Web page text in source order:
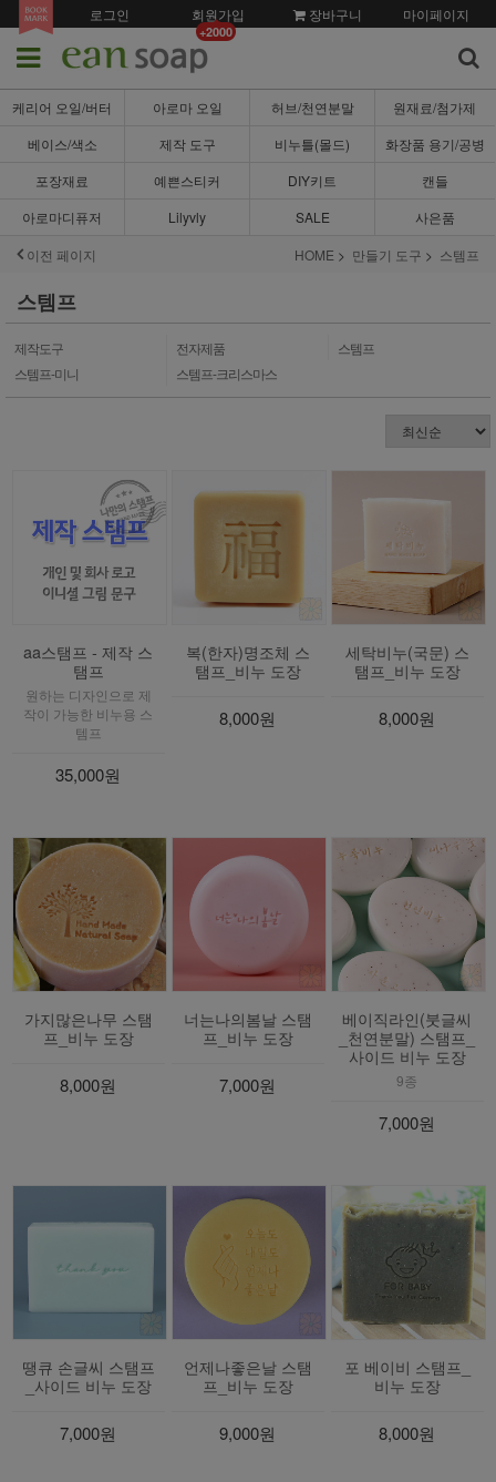
로그인 회원가입
+2000
장바구니 마이페이지
케리어 오일/버터 아로마 오일 허브/천연분말
원재료/첨가제
베이스/색소
제작 도구 비누틀(몰드)
화장품 용기/공병
포장재료
예쁜스티커 DIY키트
캔들
아로마디퓨저
Lilyvly SALE
사은품
이전 페이지
HOME 만들기 도구 스템프
스템프
제작도구 전자제품
스템프
스템프-미니
스템프-크리스마스
aa스탬프 - 제작 스
탬프
원하는 디자인으로 제
작이 가능한 비누용 스
템프
35,000원
복(한자)명조체 스
탬프_비누 도장
8,000원
세탁비누(국문) 스
탬프_비누 도장
8,000원
가지많은나무 스탬
프_비누 도장
8,000원
너는나의봄날 스탬
프_비누 도장
7,000원
베이직라인(붓글씨
_천연분말) 스탬프_
사이드 비누 도장
9종
7,000원
땡큐 손글씨 스탬프
_사이드 비누 도장
7,000원
언제나좋은날 스탬
프_비누 도장
9,000원
포 베이비 스탬프_
비누 도장
8,000원